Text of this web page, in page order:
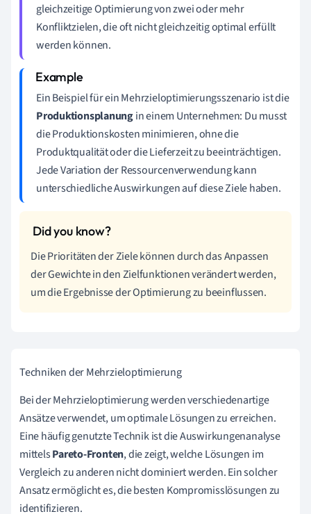
gleichzeitige Optimierung von zwei oder mehr
Konfliktzielen, die oft nicht gleichzeitig optimal erfüllt
werden können.
Ein Beispiel für ein Mehrzieloptimierungsszenario ist die
Produktionsplanungin einem Unternehmen: Du musst
die Produktionskosten minimieren, ohne die
Produktqualität oder die Lieferzeit zu beeinträchtigen.
Jede Variation der Ressourcenverwendung kann
unterschiedliche Auswirkungen auf diese Ziele haben.
Die Prioritäten der Ziele können durch das Anpassen
der Gewichte in den Zielfunktionen verändert werden,
um die Ergebnisse der Optimierung zu beeinflussen.
Techniken der Mehrzieloptimierung
Bei der Mehrzieloptimierung werden verschiedenartige
Ansätze verwendet, um optimale Lösungen zu erreichen.
Eine häufig genutzte Technik ist die Auswirkungenanalyse
mittelsPareto-Fronten, die zeigt, welche Lösungen im
Vergleich zu anderen nicht dominiert werden. Ein solcher
Ansatz ermöglicht es, die besten Kompromisslösungen zu
identifizieren.